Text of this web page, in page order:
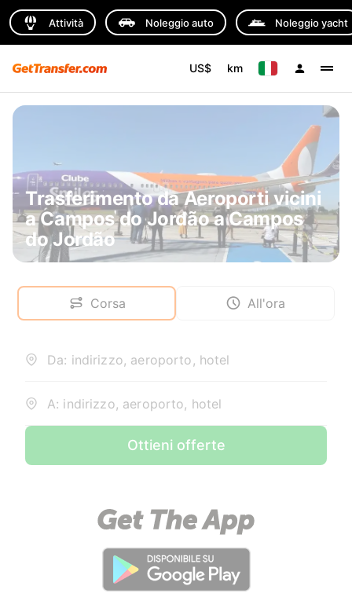
Attività Noleggio auto Noleggio yacht
US$ km
Trasferimento da Aeroporti vicini
a Campos do Jordão a Campos
do Jordão
Corsa All'ora
Da: indirizzo, aeroporto, hotel
A: indirizzo, aeroporto, hotel
Ottieni offerte